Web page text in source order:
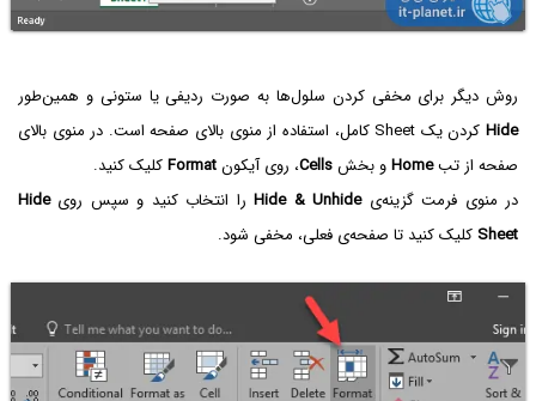
روش دیگر برای مخفی کردن سلول‌ها به صورت ردیفی یا ستونی و همین‌طور
Hide
کردن یک Sheet کامل، استفاده از منوی بالای صفحه است. در منوی بالای
صفحه از تبHomeو بخشCells، روی آیکونFormatکلیک کنید.
در منوی فرمت گزینه‌یHide & Unhideرا انتخاب کنید و سپس رویHide
Sheet کلیک کنید تا صفحه‌ی فعلی، مخفی شود.